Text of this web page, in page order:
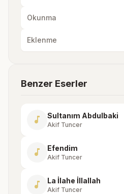
Okunma
Eklenme
Benzer Eserler
music_note Sultanım Abdulbaki
Akif Tuncer
music_note Efendim
Akif Tuncer
music_note La İlahe İllallah
Akif Tuncer